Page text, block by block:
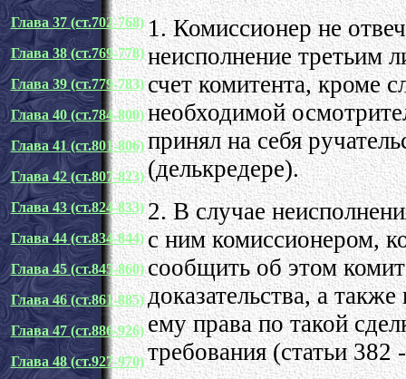
Глава 37 (ст.702-768)
Глава 38 (ст.769-778)
Глава 39 (ст.779-783)
Глава 40 (ст.784-800)
Глава 41 (ст.801-806)
Глава 42 (ст.807-823)
Глава 43 (ст.824-833)
Глава 44 (ст.834-844)
Глава 45 (ст.845-860)
Глава 46 (ст.861-885)
Глава 47 (ст.886-926)
Глава 48 (ст.927-970)
1. Комиссионер не
неисполнение третьим
счет комитента, кроме
необходимой
принял на себя
(делькредере).
2. В случае
с ним комиссионером,
сообщить об этом
доказательства, а
ему права по такой
требования (статьи